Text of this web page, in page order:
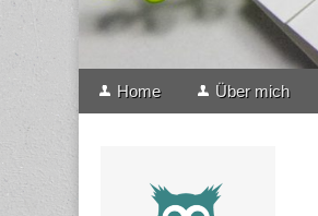
Main
Skip
Home Über mich